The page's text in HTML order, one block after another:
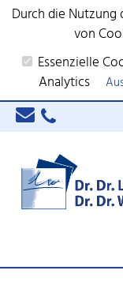
Durch die
von
Essenzielle
Analytics